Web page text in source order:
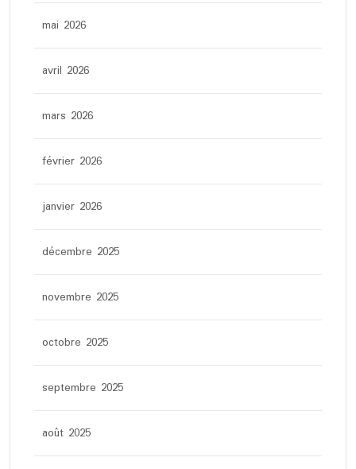
mai 2026
avril 2026
mars 2026
février 2026
janvier 2026
décembre 2025
novembre 2025
octobre 2025
septembre 2025
août 2025